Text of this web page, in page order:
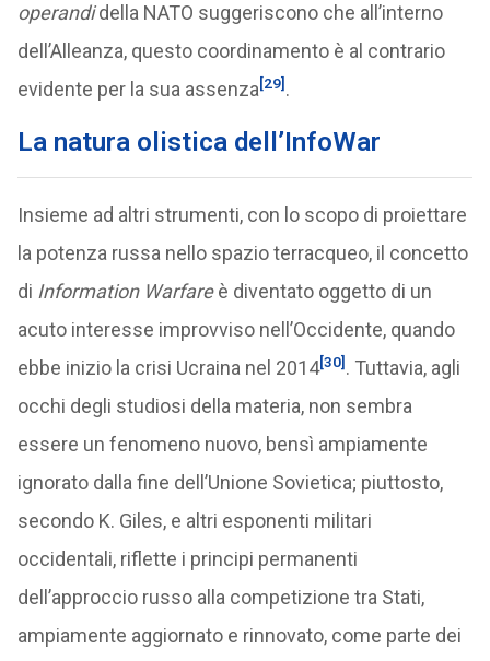
operandidella NATO suggeriscono che all’interno
dell’Alleanza, questo coordinamento è al contrario
evidente per la sua assenza[29] .
La natura olistica dell’InfoWar
Insieme ad altri strumenti, con lo scopo di proiettare
la potenza russa nello spazio terracqueo, il concetto
di Information Warfareè diventato oggetto di un
acuto interesse improvviso nell’Occidente, quando
ebbe inizio la crisi Ucraina nel 2014[30] . Tuttavia, agli
occhi degli studiosi della materia, non sembra
essere un fenomeno nuovo, bensì ampiamente
ignorato dalla fine dell’Unione Sovietica; piuttosto,
secondo K. Giles, e altri esponenti militari
occidentali, riflette i principi permanenti
dell’approccio russo alla competizione tra Stati,
ampiamente aggiornato e rinnovato, come parte dei